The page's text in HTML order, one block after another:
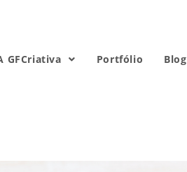
GFCriativa Portfólio Blog